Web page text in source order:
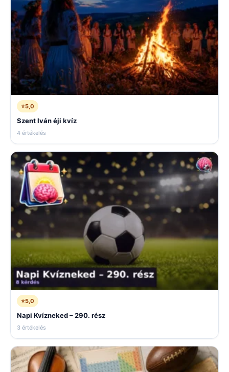
⭐5,0
Szent Iván éji kvíz
4 értékelés
⭐5,0
Napi Kvízneked – 290. rész
3 értékelés